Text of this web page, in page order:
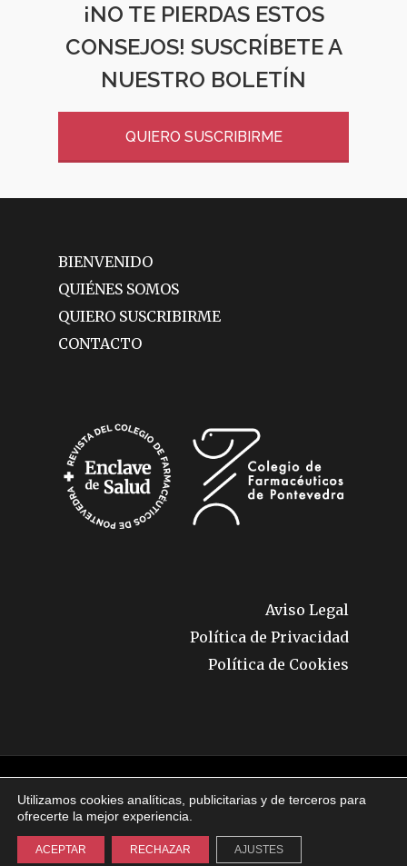
¡NO TE PIERDAS ESTOS
CONSEJOS! SUSCRÍBETE A
NUESTRO BOLETÍN
QUIERO SUSCRIBIRME
BIENVENIDO
QUIÉNES SOMOS
QUIERO SUSCRIBIRME
CONTACTO
Aviso Legal
Política de Privacidad
Política de Cookies
reservados.
Utilizamos cookies analíticas, publicitarias y de terceros para
ofrecerte la mejor experiencia.
ACEPTAR RECHAZAR AJUSTES